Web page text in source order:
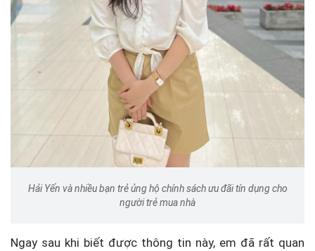
Hải Yến và nhiều bạn trẻ ủng hộ chính sách ưu đãi tín dụng cho
người trẻ mua nhà
Ngay sau khi biết được thông tin này, em đã rất quan